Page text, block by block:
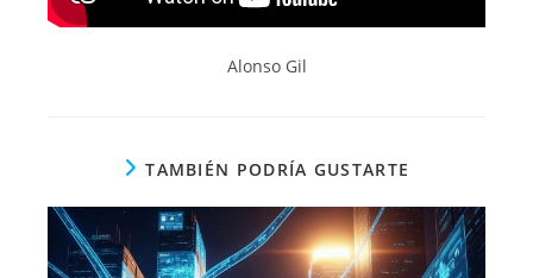
Alonso Gil
TAMBIÉN PODRÍA GUSTARTE